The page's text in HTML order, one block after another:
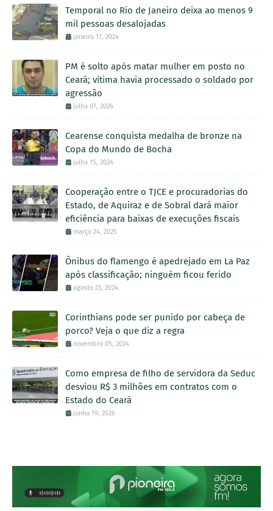
Temporal no Rio de Janeiro deixa ao menos 9
mil pessoas desalojadas
janeiro 17, 2024
PM é solto após matar mulher em posto no
Ceará; vítima havia processado o soldado por
agressão
julho 07, 2026
Cearense conquista medalha de bronze na
Copa do Mundo de Bocha
julho 15, 2024
Cooperação entre o TJCE e procuradorias do
Estado, de Aquiraz e de Sobral dará maior
eficiência para baixas de execuções fiscais
março 24, 2025
Ônibus do flamengo é apedrejado em La Paz
após classificação; ninguém ficou ferido
agosto 23, 2024
Corinthians pode ser punido por cabeça de
porco? Veja o que diz a regra
novembro 05, 2024
Como empresa de filho de servidora da Seduc
desviou R$ 3 milhões em contratos com o
Estado do Ceará
junho 19, 2026